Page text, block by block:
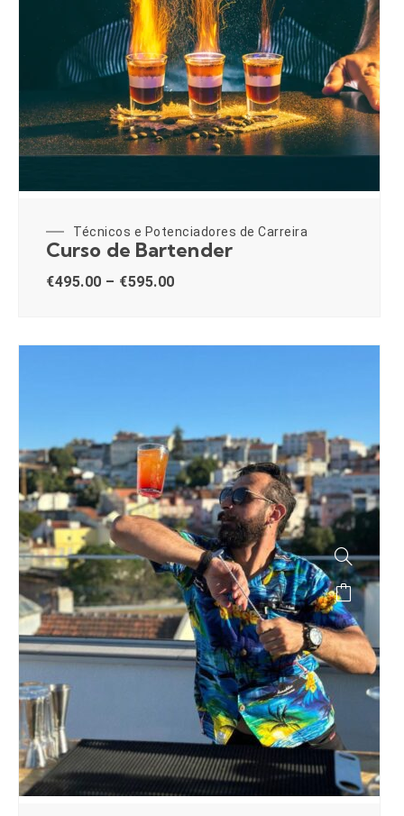
Técnicos e Potenciadores de Carreira
Curso de Bartender
€495.00 – €595.00